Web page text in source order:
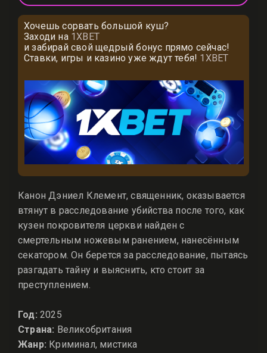
Хочешь сорвать большой куш?
Заходи на 1XBET
и забирай свой щедрый бонус прямо сейчас!
Ставки, игры и казино уже ждут тебя! 1XBET
Канон Дэниел Клемент, священник, оказывается
втянут в расследование убийства после того, как
кузен покровителя церкви найден с
смертельным ножевым ранением, нанесённым
секатором. Он берется за расследование, пытаясь
разгадать тайну и выяснить, кто стоит за
преступлением.
Год: 2025
Страна: Великобритания
Жанр: Криминал, мистика